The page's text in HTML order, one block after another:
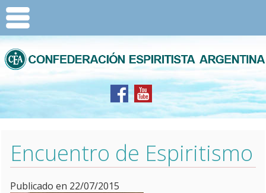
Encuentro de Espiritismo
Publicado en 22/07/2015